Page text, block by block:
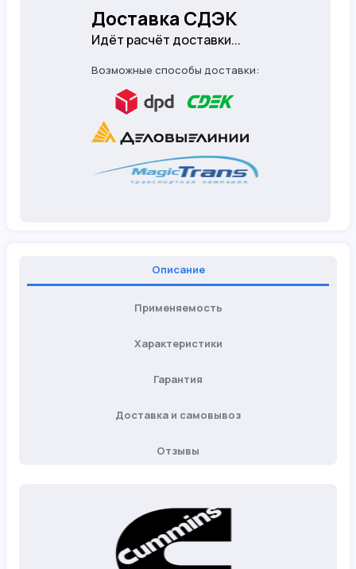
Доставка СДЭК
Идёт расчёт доставки...
Возможные способы доставки:
Описание
Применяемость
Характеристики
Гарантия
Доставка и самовывоз
Отзывы